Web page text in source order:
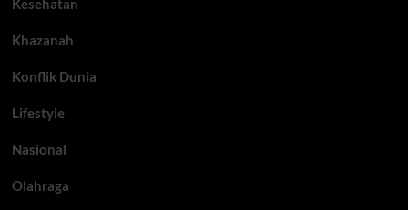
Kesehatan
Khazanah
Konflik Dunia
Lifestyle
Nasional
Olahraga